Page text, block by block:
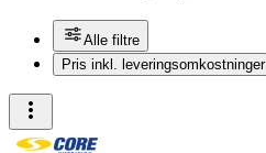
Alle filtre
Pris inkl. leveringsomkostninger